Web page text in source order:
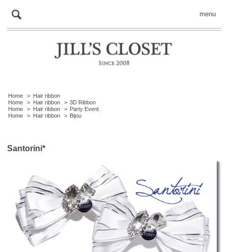
menu
Home > Hair ribbon
Home
> Hair ribbon > 3D Ribbon
Home
> Hair ribbon > Party Event
Home
> Hair ribbon > Bijou
Santorini*